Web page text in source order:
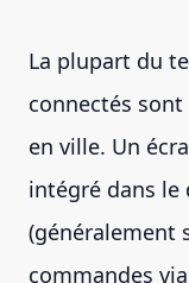
La plupart du
connectés
en ville. Un
intégré dans le
(généralement
commandes